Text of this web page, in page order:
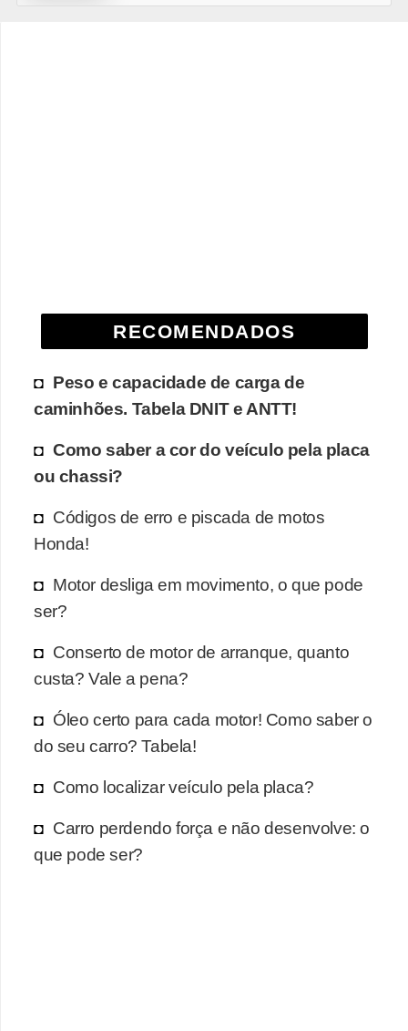
RECOMENDADOS
Peso e capacidade de carga de
caminhões. Tabela DNIT e ANTT!
Como saber a cor do veículo pela placa
ou chassi?
Códigos de erro e piscada de motos
Honda!
Motor desliga em movimento, o que pode
ser?
Conserto de motor de arranque, quanto
custa? Vale a pena?
Óleo certo para cada motor! Como saber o
do seu carro? Tabela!
Como localizar veículo pela placa?
Carro perdendo força e não desenvolve: o
que pode ser?
f
r
C
o
m
p
a
c
a
r
D
i
c